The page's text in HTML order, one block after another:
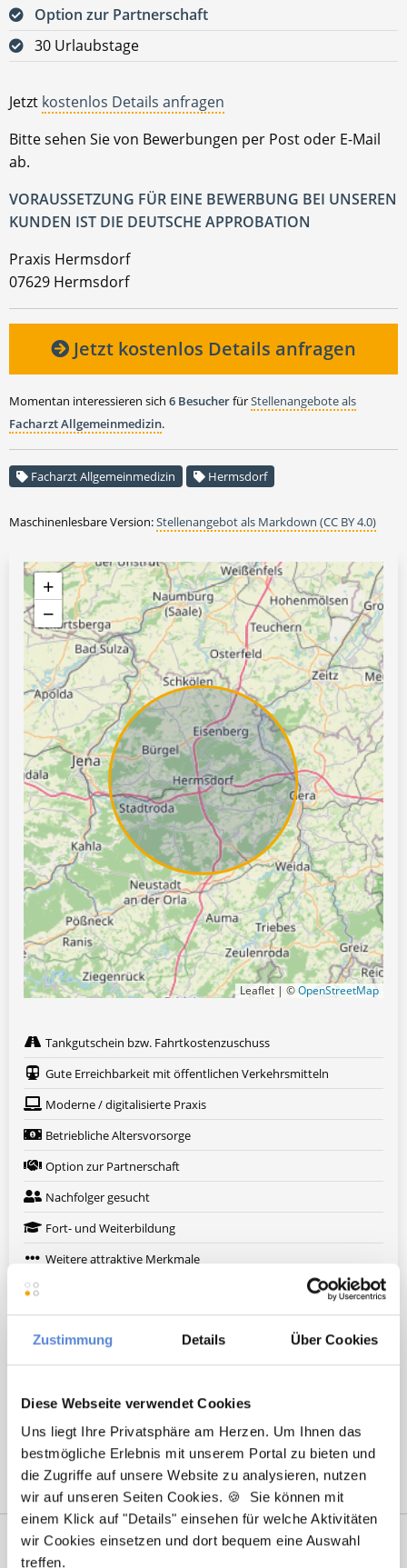
Zustimmung Details Über Cookies
Diese Webseite verwendet Cookies
Uns liegt Ihre Privatsphäre am Herzen. Um Ihnen das
bestmögliche Erlebnis mit unserem Portal zu bieten und
die Zugriffe auf unsere Website zu analysieren, nutzen
wir auf unseren Seiten Cookies. 🍪 Sie können mit
einem Klick auf "Details" einsehen für welche Aktivitäten
wir Cookies einsetzen und dort bequem eine Auswahl
treffen.
Option zur Partnerschaft
30 Urlaubstage
Jetzt kostenlos Details anfragen
Bitte sehen Sie von Bewerbungen per Post oder E-Mail
ab.
VORAUSSETZUNG FÜR EINE BEWERBUNG BEI UNSEREN
KUNDEN IST DIE DEUTSCHE APPROBATION
Praxis Hermsdorf
07629 Hermsdorf
Jetzt kostenlos Details anfragen
Momentan interessieren sich 6 BesucherfürStellenangebote als
Facharzt Allgemeinmedizin.
Facharzt Allgemeinmedizin Hermsdorf
Maschinenlesbare Version:Stellenangebot als Markdown (CC BY 4.0)
+
−
Leaflet | ©OpenStreetMap
Tankgutschein bzw. Fahrtkostenzuschuss
Gute Erreichbarkeit mit öffentlichen Verkehrsmitteln
Moderne / digitalisierte Praxis
Betriebliche Altersvorsorge
Option zur Partnerschaft
Nachfolger gesucht
Fort- und Weiterbildung
Weitere attraktive Merkmale
Hier finden Sie aktuelle Stellenangebote in Ihrer
Wunschregion:
Heidelberg |Krefeld|Lippstadt | Mannheim
Nürnberg|Ulm| Wuppertal|Würzburg|